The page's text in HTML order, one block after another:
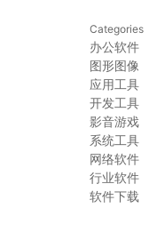
Categories
办公软件
图形图像
应用工具
开发工具
影音游戏
系统工具
网络软件
行业软件
软件下载